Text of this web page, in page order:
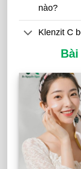
nào?
Klenzit C